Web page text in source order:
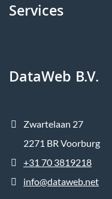
Services
DataWeb B.V.
Zwartelaan 27
2271 BR Voorburg
+31 70 3819218
info@dataweb.net